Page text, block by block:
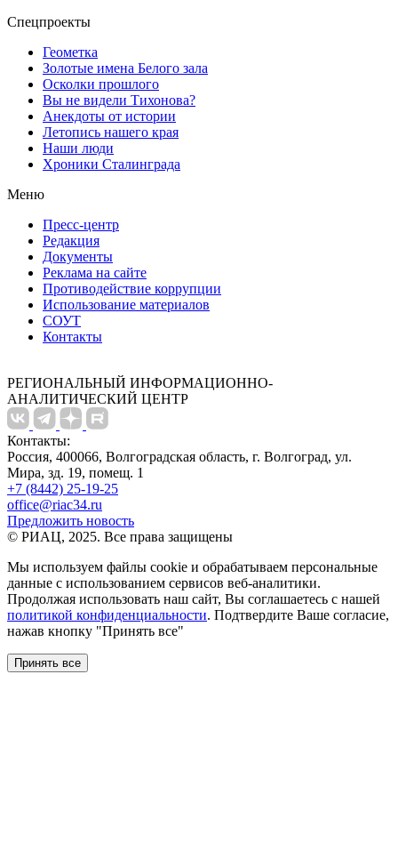
Спецпроекты
Геометка
Золотые имена Белого зала
Осколки прошлого
Вы не видели Тихонова?
Анекдоты от истории
Летопись нашего края
Наши люди
Хроники Сталинграда
Меню
Пресс-центр
Редакция
Документы
Реклама на сайте
Противодействие коррупции
Использование материалов
СОУТ
Контакты
РЕГИОНАЛЬНЫЙ ИНФОРМАЦИОННО-
АНАЛИТИЧЕСКИЙ ЦЕНТР
Контакты:
Россия, 400066, Волгоградская область, г. Волгоград, ул.
Мира, зд. 19, помещ. 1
+7 (8442) 25-19-25
office@riac34.ru
Предложить новость
© РИАЦ, 2025. Все права защищены
Мы используем файлы сookie и обрабатываем персональные
данные с использованием сервисов веб-аналитики.
Продолжая использовать наш сайт, Вы соглашаетесь с нашей
политикой конфиденциальности. Подтвердите Ваше согласие,
нажав кнопку "Принять все"
Принять все